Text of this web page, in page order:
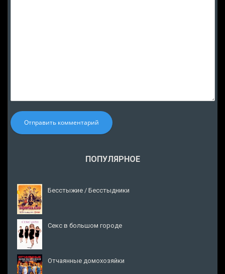
Отправить комментарий
ПОПУЛЯРНОЕ
Бесстыжие / Бесстыдники
Секс в большом городе
Отчаянные домохозяйки